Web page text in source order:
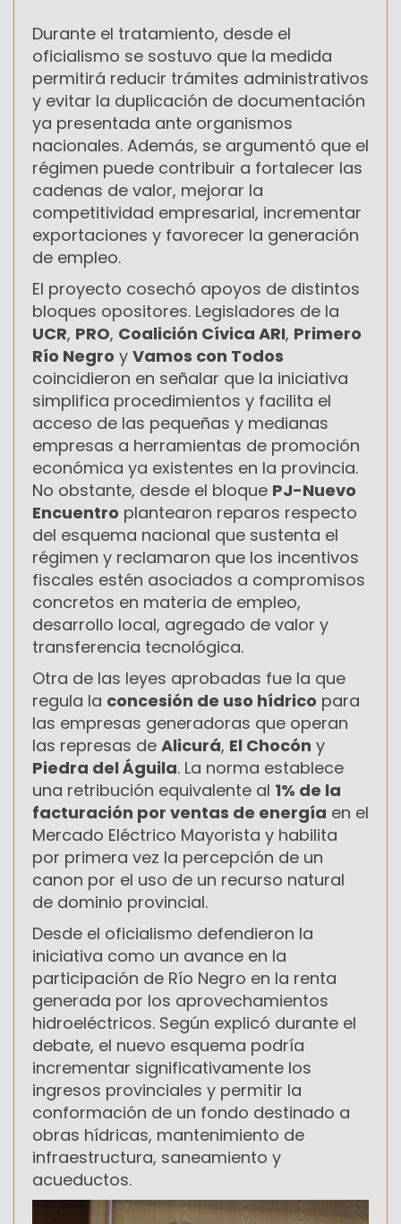
Durante el tratamiento, desde el
oficialismo se sostuvo que la medida
permitirá reducir trámites administrativos
y evitar la duplicación de documentación
ya presentada ante organismos
nacionales. Además, se argumentó que el
régimen puede contribuir a fortalecer las
cadenas de valor, mejorar la
competitividad empresarial, incrementar
exportaciones y favorecer la generación
de empleo.
El proyecto cosechó apoyos de distintos
bloques opositores. Legisladores de la
UCR, PRO, Coalición Cívica ARI, Primero
Río Negro y Vamos con Todos
coincidieron en señalar que la iniciativa
simplifica procedimientos y facilita el
acceso de las pequeñas y medianas
empresas a herramientas de promoción
económica ya existentes en la provincia.
No obstante, desde el bloque PJ-Nuevo
Encuentro plantearon reparos respecto
del esquema nacional que sustenta el
régimen y reclamaron que los incentivos
fiscales estén asociados a compromisos
concretos en materia de empleo,
desarrollo local, agregado de valor y
transferencia tecnológica.
Otra de las leyes aprobadas fue la que
regula la concesión de uso hídrico para
las empresas generadoras que operan
las represas de Alicurá, El Chocón y
Piedra del Águila. La norma establece
una retribución equivalente al 1% de la
facturación por ventas de energía en el
Mercado Eléctrico Mayorista y habilita
por primera vez la percepción de un
canon por el uso de un recurso natural
de dominio provincial.
Desde el oficialismo defendieron la
iniciativa como un avance en la
participación de Río Negro en la renta
generada por los aprovechamientos
hidroeléctricos. Según explicó durante el
debate, el nuevo esquema podría
incrementar significativamente los
ingresos provinciales y permitir la
conformación de un fondo destinado a
obras hídricas, mantenimiento de
infraestructura, saneamiento y
acueductos.